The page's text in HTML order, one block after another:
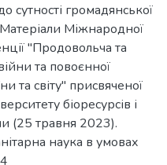
громадянської
Матеріали Міжнародної
"Продовольча та
та повоєнної
та світу" присвяченої
біоресурсів і
(25 травня 2023).
наука в умовах